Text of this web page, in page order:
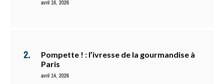
avril 16, 2026
Pompette ! : l’ivresse de la gourmandise à
Paris
avril 14, 2026